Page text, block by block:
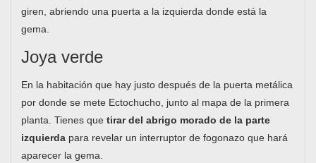
giren, abriendo una puerta a la izquierda donde está la
gema.
Joya verde
En la habitación que hay justo después de la puerta metálica
por donde se mete Ectochucho, junto al mapa de la primera
planta. Tienes que tirar del abrigo morado de la parte
izquierda para revelar un interruptor de fogonazo que hará
aparecer la gema.